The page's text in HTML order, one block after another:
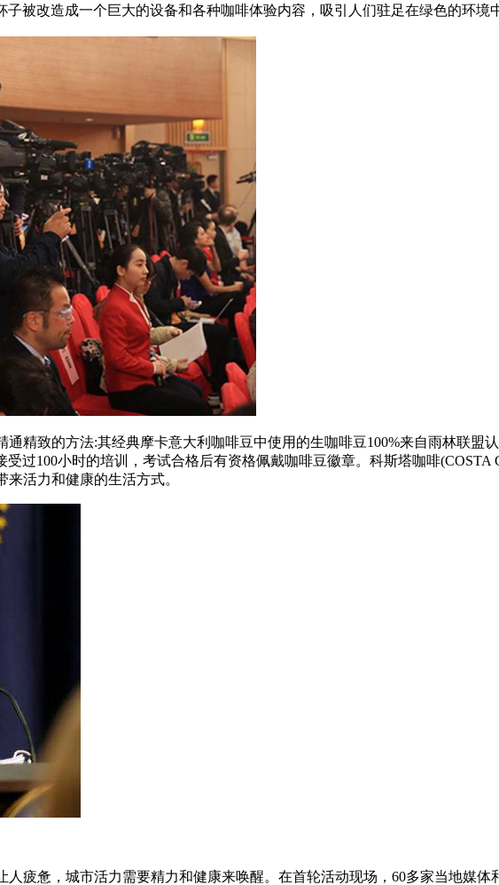
被改造成一个巨大的设备和各种咖啡体验内容，吸引人们驻足在绿色的环境
精致的方法:其经典摩卡意大利咖啡豆中使用的生咖啡豆100%来自雨林联盟
过100小时的培训，考试合格后有资格佩戴咖啡豆徽章。科斯塔咖啡
活力和健康的生活方式。
疲惫，城市活力需要精力和健康来唤醒。在首轮活动现场，60多家当地媒体